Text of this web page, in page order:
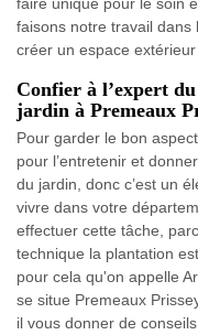
faisons notre travail
créer un espace
Confier à l’expert
jardin à Premeaux
Pour garder le bon
pour l’entretenir et
du jardin, donc c’est un
vivre dans votre
effectuer cette tâche,
technique la plantation
pour cela qu'on appelle
se situe Premeaux
il vous donner de